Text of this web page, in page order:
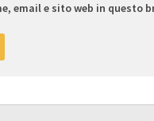
email e sito web in questo